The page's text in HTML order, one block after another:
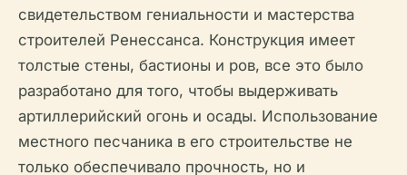
свидетельством гениальности и мастерства
строителей Ренессанса. Конструкция имеет
толстые стены, бастионы и ров, все это было
разработано для того, чтобы выдерживать
артиллерийский огонь и осады. Использование
местного песчаника в его строительстве не
только обеспечивало прочность, но и